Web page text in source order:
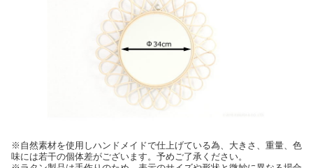
※自然素材を使用しハンドメイドで仕上げている為、大きさ、重量、色
味には若干の個体差がございます。予めご了承ください。